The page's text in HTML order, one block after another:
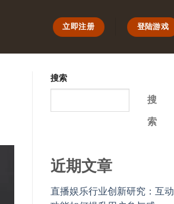
立即注册 登陆游戏
搜索
搜
索
近期文章
直播娱乐行业创新研究：互动